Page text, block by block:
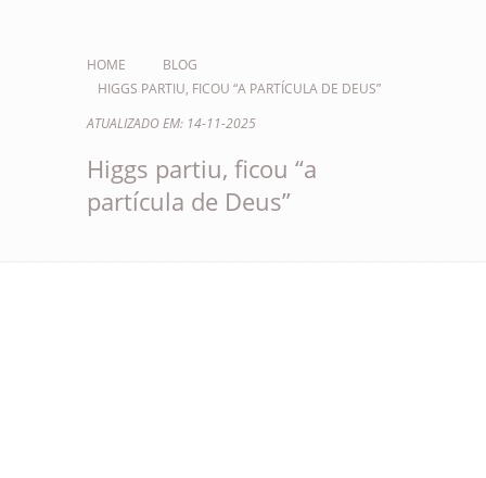
HOME
BLOG
HIGGS PARTIU, FICOU “A PARTÍCULA DE DEUS”
ATUALIZADO EM: 14-11-2025
Higgs partiu, ficou “a
partícula de Deus”